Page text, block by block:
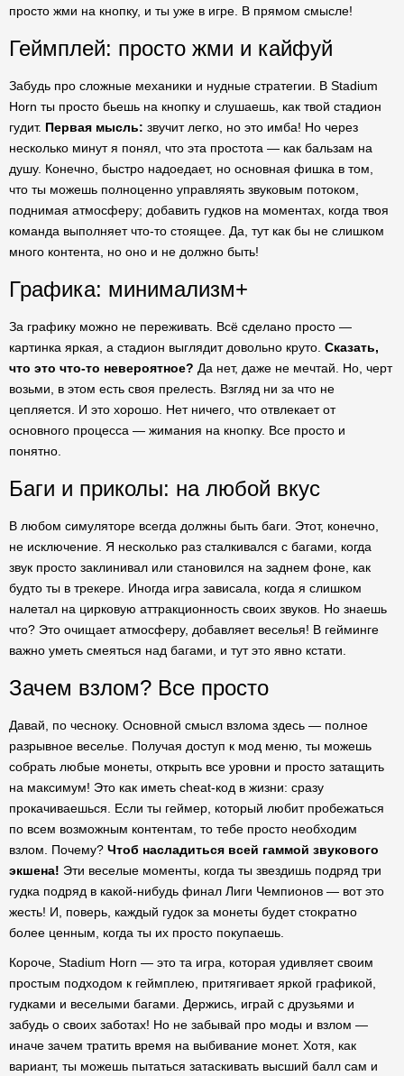
просто жми на кнопку, и ты уже в игре. В прямом смысле!
Геймплей: просто жми и кайфуй
Забудь про сложные механики и нудные стратегии. В Stadium
Horn ты просто бьешь на кнопку и слушаешь, как твой стадион
гудит. Первая мысль: звучит легко, но это имба! Но через
несколько минут я понял, что эта простота — как бальзам на
душу. Конечно, быстро надоедает, но основная фишка в том,
что ты можешь полноценно управляять звуковым потоком,
поднимая атмосферу; добавить гудков на моментах, когда твоя
команда выполняет что-то стоящее. Да, тут как бы не слишком
много контента, но оно и не должно быть!
Графика: минимализм+
За графику можно не переживать. Всё сделано просто —
картинка яркая, а стадион выглядит довольно круто. Сказать,
что это что-то невероятное? Да нет, даже не мечтай. Но, черт
возьми, в этом есть своя прелесть. Взгляд ни за что не
цепляется. И это хорошо. Нет ничего, что отвлекает от
основного процесса — жимания на кнопку. Все просто и
понятно.
Баги и приколы: на любой вкус
В любом симуляторе всегда должны быть баги. Этот, конечно,
не исключение. Я несколько раз сталкивался с багами, когда
звук просто заклинивал или становился на заднем фоне, как
будто ты в трекере. Иногда игра зависала, когда я слишком
налетал на цирковую аттракционность своих звуков. Но знаешь
что? Это очищает атмосферу, добавляет веселья! В гейминге
важно уметь смеяться над багами, и тут это явно кстати.
Зачем взлом? Все просто
Давай, по чесноку. Основной смысл взлома здесь — полное
разрывное веселье. Получая доступ к мод меню, ты можешь
собрать любые монеты, открыть все уровни и просто затащить
на максимум! Это как иметь cheat-код в жизни: сразу
прокачиваешься. Если ты геймер, который любит пробежаться
по всем возможным контентам, то тебе просто необходим
взлом. Почему? Чтоб насладиться всей гаммой звукового
экшена! Эти веселые моменты, когда ты звездишь подряд три
гудка подряд в какой-нибудь финал Лиги Чемпионов — вот это
жесть! И, поверь, каждый гудок за монеты будет стократно
более ценным, когда ты их просто покупаешь.
Короче, Stadium Horn — это та игра, которая удивляет своим
простым подходом к геймплею, притягивает яркой графикой,
гудками и веселыми багами. Держись, играй с друзьями и
забудь о своих заботах! Но не забывай про моды и взлом —
иначе зачем тратить время на выбивание монет. Хотя, как
вариант, ты можешь пытаться затаскивать высший балл сам и